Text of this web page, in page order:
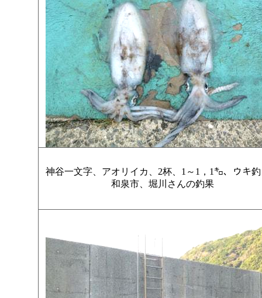
神谷一文字、アオリイカ、2杯、1～1，1㌔、ウ
和泉市、堀川さんの釣果